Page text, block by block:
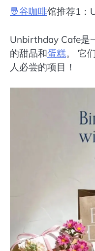
曼谷咖啡馆推荐1：
Unbirthday Cafe是
的甜品和蛋糕。 它
人必尝的项目！